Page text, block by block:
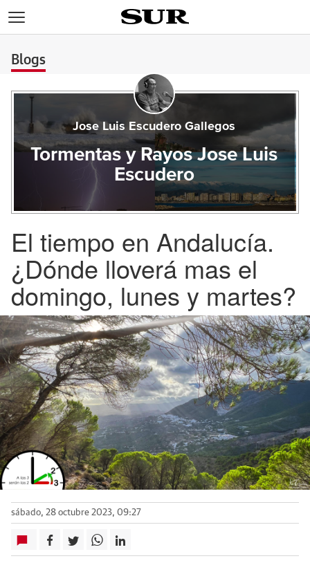
Blogs
Jose Luis Escudero Gallegos
Tormentas y Rayos Jose Luis
Escudero
El tiempo en Andalucía.
¿Dónde lloverá mas el
domingo, lunes y martes?
sábado, 28 octubre 2023, 09:27